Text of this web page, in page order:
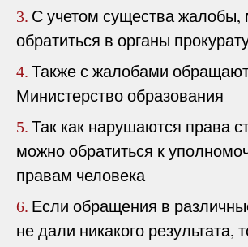
3. С учетом существа жалобы,
обратиться в органы
4. Также с жалобами
Министерство образования
5. Так как нарушаются права
можно обратиться к
правам человека
6. Если обращения в
не дали никакого результата,